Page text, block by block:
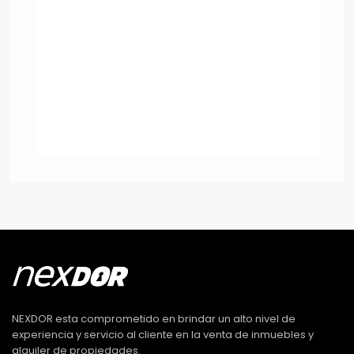
NEXDOR esta comprometido en brindar un alto nivel de
experiencia y servicio al cliente en la venta de inmuebles y
alquiler de propiedades.